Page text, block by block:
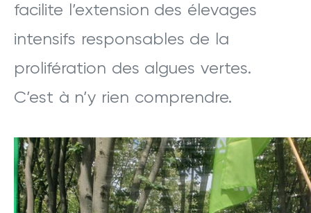
facilite l’extension des élevages
intensifs responsables de la
prolifération des algues vertes.
C’est à n’y rien comprendre.